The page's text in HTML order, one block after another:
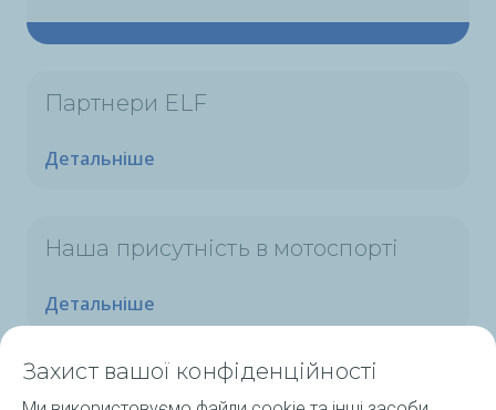
Партнери ELF
Детальніше
Наша присутність в мотоспорті
Детальніше
Захист вашої конфіденційності